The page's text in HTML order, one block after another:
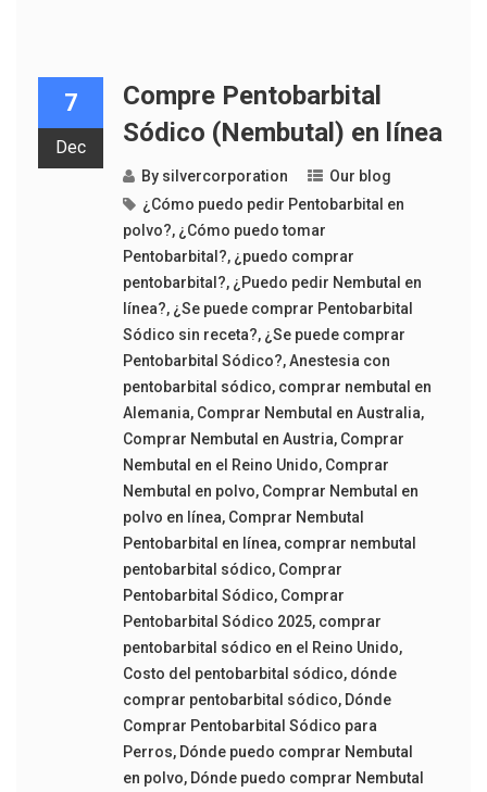
7
Dec
Compre Pentobarbital
Sódico (Nembutal) en línea
By silvercorporation
Our blog
¿Cómo puedo pedir Pentobarbital en
polvo?, ¿Cómo puedo tomar
Pentobarbital?, ¿puedo comprar
pentobarbital?, ¿Puedo pedir Nembutal en
línea?, ¿Se puede comprar Pentobarbital
Sódico sin receta?, ¿Se puede comprar
Pentobarbital Sódico?,Anestesia con
pentobarbital sódico, comprar nembutal en
Alemania, Comprar Nembutal en Australia,
Comprar Nembutal en Austria, Comprar
Nembutal en el Reino Unido, Comprar
Nembutal en polvo, Comprar Nembutal en
polvo en línea, Comprar Nembutal
Pentobarbital en línea, comprar nembutal
pentobarbital sódico, Comprar
Pentobarbital Sódico, Comprar
Pentobarbital Sódico 2025, comprar
pentobarbital sódico en el Reino Unido,
Costo del pentobarbital sódico, dónde
comprar pentobarbital sódico, Dónde
Comprar Pentobarbital Sódico para
Perros, Dónde puedo comprar Nembutal
en polvo, Dónde puedo comprar Nembutal